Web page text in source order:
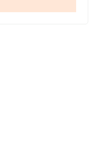
la posición 118.953 a